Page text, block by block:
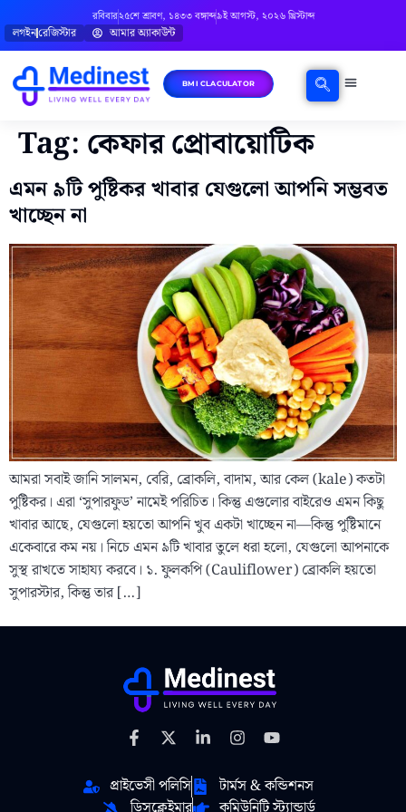
রবিবার২৫শে শ্রাবণ, ১৪৩৩ বঙ্গাব্দ৯ই আগস্ট, ২০২৬ খ্রিস্টাব্দ
লগইনরেজিস্টার আমার অ্যাকাউন্ট
BMI CLACULATOR
Tag: কেফার প্রোবায়োটিক
এমন ৯টি পুষ্টিকর খাবার যেগুলো আপনি সম্ভবত
খাচ্ছেন না
আমরা সবাই জানি সালমন, বেরি, ব্রোকলি, বাদাম, আর কেল (kale) কতটা
পুষ্টিকর। এরা ‘সুপারফুড’ নামেই পরিচিত। কিন্তু এগুলোর বাইরেও এমন কিছু
খাবার আছে, যেগুলো হয়তো আপনি খুব একটা খাচ্ছেন না—কিন্তু পুষ্টিমানে
একেবারে কম নয়। নিচে এমন ৯টি খাবার তুলে ধরা হলো, যেগুলো আপনাকে
সুস্থ রাখতে সাহায্য করবে। ১. ফুলকপি (Cauliflower) ব্রোকলি হয়তো
সুপারস্টার, কিন্তু তার […]
প্রাইভেসী পলিসি
টার্মস & কন্ডিশনস